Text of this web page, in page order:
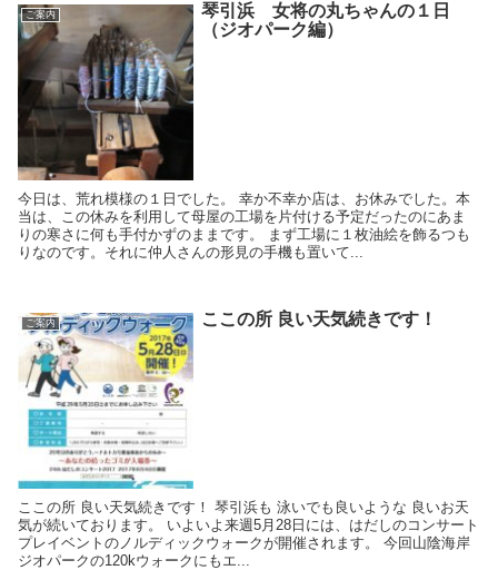
ご案内
琴引浜 女将の丸ちゃんの１日
（ジオパーク編）
今日は、荒れ模様の１日でした。 幸か不幸か店は、お休みでした。本
当は、この休みを利用して母屋の工場を片付ける予定だったのにあま
りの寒さに何も手付かずのままです。 まず工場に１枚油絵を飾るつも
りなのです。それに仲人さんの形見の手機も置いて...
ご案内 ここの所 良い天気続きです！
ここの所 良い天気続きです！ 琴引浜も 泳いでも良いような 良いお天
気が続いております。 いよいよ来週5月28日には、はだしのコンサート
プレイベントのノルディックウォークが開催されます。 今回山陰海岸
ジオパークの120kウォークにもエ...